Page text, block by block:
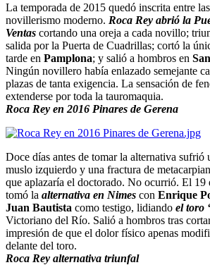
La temporada de 2015 quedó inscrita entre
novillerismo moderno. Roca Rey abrió la
Ventas cortando una oreja a cada novillo;
salida por la Puerta de Cuadrillas; cortó la
tarde en Pamplona; y salió a hombros en
Ningún novillero había enlazado semejante
plazas de tanta exigencia. La sensación de
extenderse por toda la tauromaquia.
Roca Rey en 2016 Pinares de Gerena
Doce días antes de tomar la alternativa sufrió
muslo izquierdo y una fractura de
que aplazaría el doctorado. No ocurrió. El 19
tomó la alternativa en Nimes con Enrique
Juan Bautista como testigo, lidiando el toro
Victoriano del Río. Salió a hombros tras
impresión de que el dolor físico apenas
delante del toro.
Roca Rey alternativa triunfal